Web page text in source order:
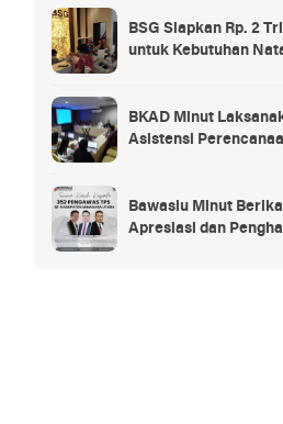
BSG Siapkan Rp. 2
untuk Kebutuhan
BKAD Minut
Asistensi
Bawaslu Minut
Apresiasi dan